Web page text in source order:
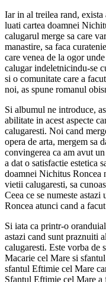
Iar in al treilea rand, exista
luati cartea doamnei
calugarul merge sa care
manastire, sa faca
care venea de la ogor
calugar indeletnicindu-se
si o comunitate care a
noi, as spune romanul
Si albumul ne introduce,
abilitate in acest aspecte
calugaresti. Noi cand
opera de arta, mergem sa
convingerea ca am avut
a dat o satisfactie estetica
doamnei Nichitus Roncea
vietii calugaresti, sa
Ceea ce se numeste
Roncea atunci cand a
Si iata ca printr-o
astazi cand sunt praznuiti
calugaresti. Este vorba de
Macarie cel Mare si
sfantul Eftimie cel Mare
Sfantul Eftimie cel Mare a